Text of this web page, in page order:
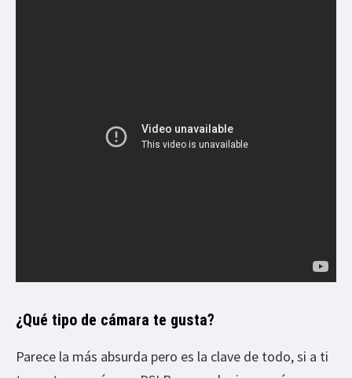
¿Qué tipo de cámara te gusta?
Parece la más absurda pero es la clave de todo, si a ti